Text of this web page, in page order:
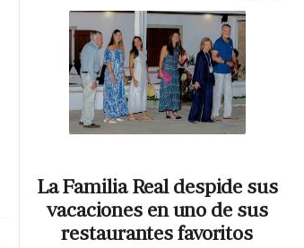
La Familia Real despide sus
vacaciones en uno de sus
restaurantes favoritos